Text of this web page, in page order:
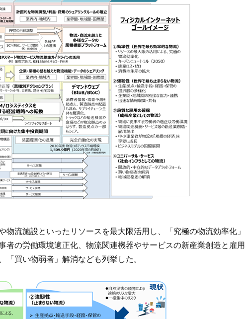
物流施設といったリソースを最大限活用し、「究極の物流効率化」
者の労働環境適正化、物流関連機器やサービスの新産業創造と雇用
買い物弱者」解消なども列挙した。